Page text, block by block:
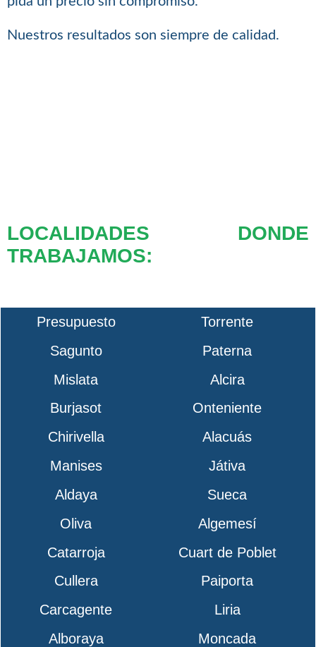
Nuestros resultados son siempre de calidad.
LOCALIDADES DONDE
TRABAJAMOS:
Presupuesto
Torrente
Sagunto
Paterna
Mislata
Alcira
Burjasot
Onteniente
Chirivella
Alacuás
Manises
Játiva
Aldaya
Sueca
Oliva
Algemesí
Catarroja
Cuart de Poblet
Cullera
Paiporta
Carcagente
Liria
Alboraya
Moncada